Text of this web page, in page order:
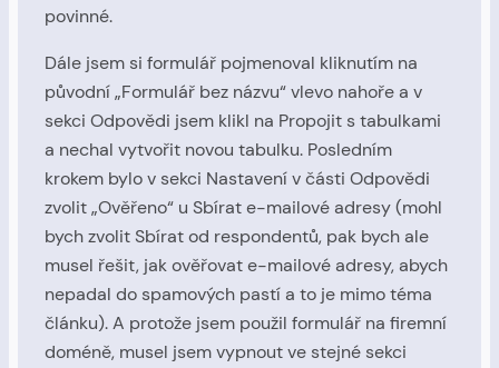
povinné.
Dále jsem si formulář pojmenoval kliknutím na
původní „Formulář bez názvu“ vlevo nahoře a v
sekci Odpovědi jsem klikl na Propojit s tabulkami
a nechal vytvořit novou tabulku. Posledním
krokem bylo v sekci Nastavení v části Odpovědi
zvolit „Ověřeno“ u Sbírat e-mailové adresy (mohl
bych zvolit Sbírat od respondentů, pak bych ale
musel řešit, jak ověřovat e-mailové adresy, abych
nepadal do spamových pastí a to je mimo téma
článku). A protože jsem použil formulář na firemní
doméně, musel jsem vypnout ve stejné sekci